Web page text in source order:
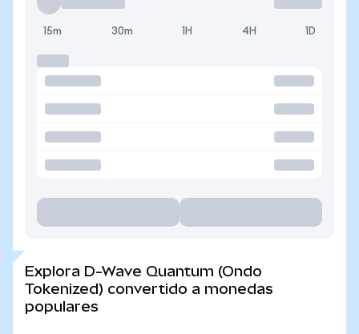
15m 30m 1H 4H 1D
Explora D-Wave Quantum (Ondo
Tokenized) convertido a monedas
populares